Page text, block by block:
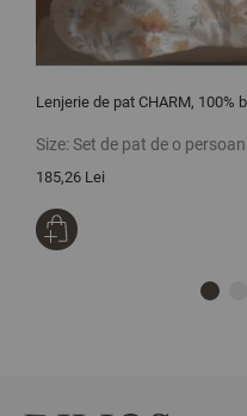
Lenjerie de pat CHARM, 100%
Size:Set de pat de o
185,26 Lei